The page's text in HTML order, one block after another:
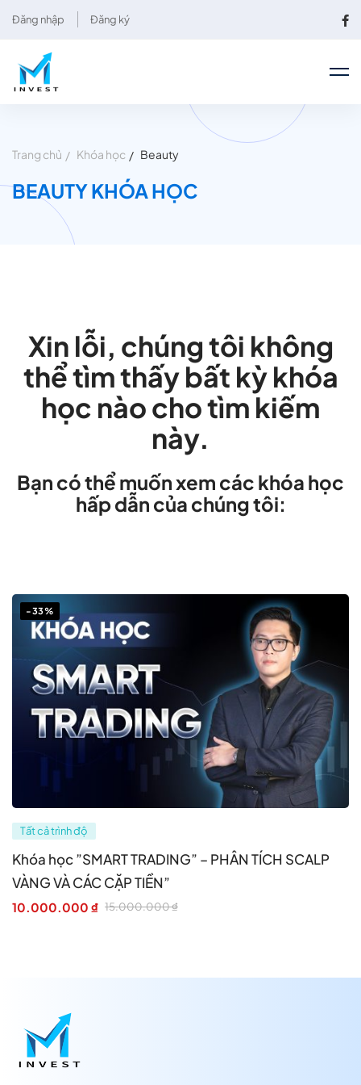
Đăng nhập Đăng ký
Trang chủ Khóa học Beauty
BEAUTY KHÓA HỌC
Xin lỗi, chúng tôi không
thể tìm thấy bất kỳ khóa
học nào cho tìm kiếm
này.
Bạn có thể muốn xem các khóa học
hấp dẫn của chúng tôi:
-33%
Tất cả trình độ
Khóa học ”SMART TRADING” – PHÂN TÍCH SCALP
VÀNG VÀ CÁC CẶP TIỀN”
10.000.000 ₫ 15.000.000₫